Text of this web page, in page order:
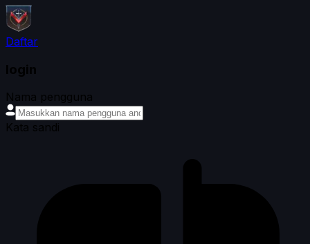
Daftar
login
Nama pengguna
Kata sandi